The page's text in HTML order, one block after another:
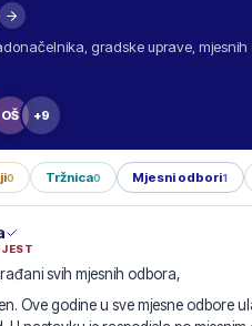
gradske uprave,
OŠ +9
0 Tržnica0 Mjesni odbori1
svih mjesnih odbora,
Ove godine u sve mjesne odbore